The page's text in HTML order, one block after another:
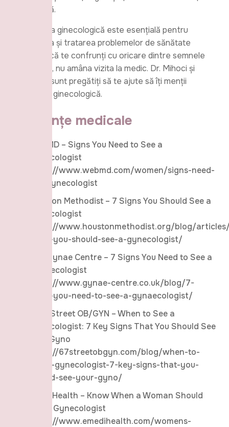
importantă.
Consultația ginecologică este esențială pentru
prevenirea și tratarea problemelor de sănătate
intimă. Dacă te confrunți cu oricare dintre semnele
de mai sus, nu amâna vizita la medic. Dr. Mihoci și
echipa sa sunt pregătiți să te ajute să îți menții
sănătatea ginecologică.
Referințe medicale
WebMD – Signs You Need to See a
Gynecologist
https://www.webmd.com/women/signs-need-
see-gynecologist
Houston Methodist – 7 Signs You Should See a
Gynecologist
https://www.houstonmethodist.org/blog/
signs-you-should-see-a-gynecologist/
The Gynae Centre – 7 Signs You Need to See a
Gynaecologist
https://www.gynae-centre.co.uk/blog/7-
signs-you-need-to-see-a-gynaecologist/
67th Street OB/GYN – When to See a
Gynecologist: 7 Key Signs That You Should See
Your Gyno
https://67streetobgyn.com/blog/when-to-
see-a-gynecologist-7-key-signs-that-you-
should-see-your-gyno/
eMediHealth – Know When a Woman Should
See a Gynecologist
https://www.emedihealth.com/womens-